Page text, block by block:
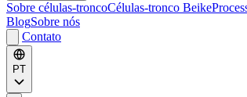
Sobre células-troncoCélulas-tronco Beike
BlogSobre nós
Contato
PT